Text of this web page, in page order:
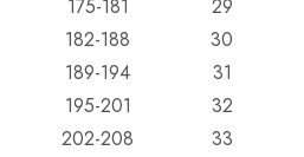
175-181
29
182-188
30
189-194
31
195-201
32
202-208
33